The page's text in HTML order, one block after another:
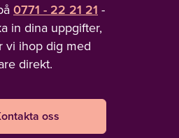
0771 - 22 21 21 -
in dina uppgifter,
vi ihop dig med
direkt.
oss